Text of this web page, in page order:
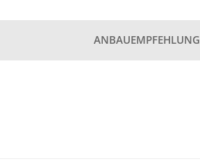
ANBAUEMPFEHLUNG